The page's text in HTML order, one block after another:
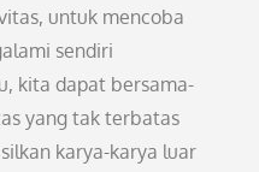
untuk mencoba
sendiri
kita dapat bersama-
yang tak terbatas
karya-karya luar